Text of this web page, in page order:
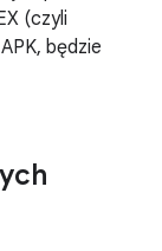
(czyli
będzie